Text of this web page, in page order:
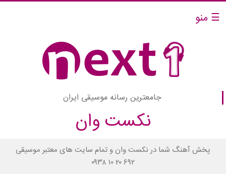
☰ منو
جامعترین رسانه موسیقی ایران
نکست وان
پخش آهنگ شما در نکست وان و تمام سایت های معتبر موسیقی
۰۹۳۸ ۱۰ ۲۰ ۶۹۲